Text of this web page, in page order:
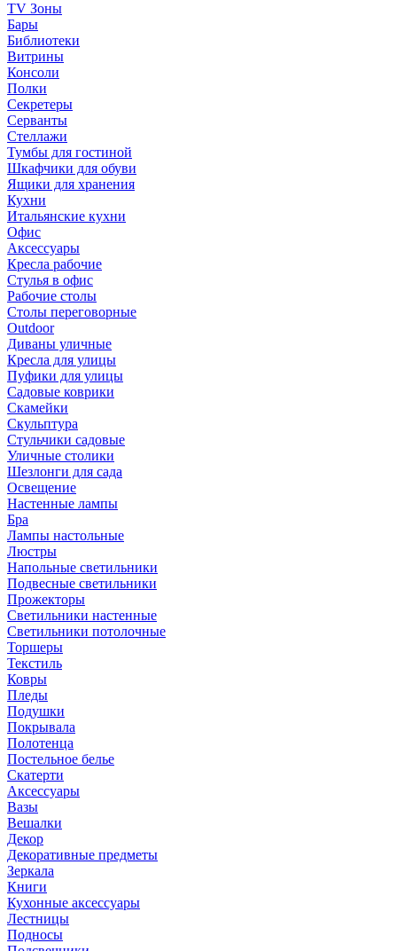
TV Зоны
Бары
Библиотеки
Витрины
Консоли
Полки
Секретеры
Серванты
Стеллажи
Тумбы для гостиной
Шкафчики для обуви
Ящики для хранения
Кухни
Итальянские кухни
Офис
Аксессуары
Кресла рабочие
Стулья в офис
Рабочие столы
Столы переговорные
Outdoor
Диваны уличные
Кресла для улицы
Пуфики для улицы
Садовые коврики
Скамейки
Скульптура
Стульчики садовые
Уличные столики
Шезлонги для сада
Освещение
Hастенные лампы
Бра
Лампы настольные
Люстры
Напольные светильники
Подвесные светильники
Прожекторы
Светильники настенные
Светильники потолочные
Торшеры
Текстиль
Ковры
Пледы
Подушки
Покрывала
Полотенца
Постельное белье
Скатерти
Аксессуары
Вазы
Вешалки
Декор
Декоративные предметы
Зеркала
Книги
Кухонные аксессуары
Лестницы
Подносы